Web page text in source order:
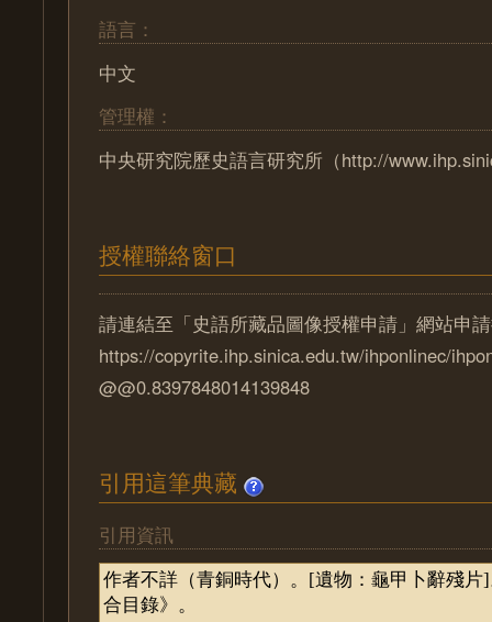
語言：
中文
管理權：
中央研究院歷史語言研究所（http://
授權聯絡窗口
請連結至「史語所藏品圖像授權申請」網站申
https://copyrite.ihp.sinica.edu.tw/ihponlinec/
@@0.8397848014139848
引用這筆典藏
引用資訊